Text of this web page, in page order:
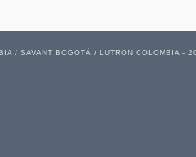
/ SAVANT BOGOTÁ / LUTRON COLOMBIA -